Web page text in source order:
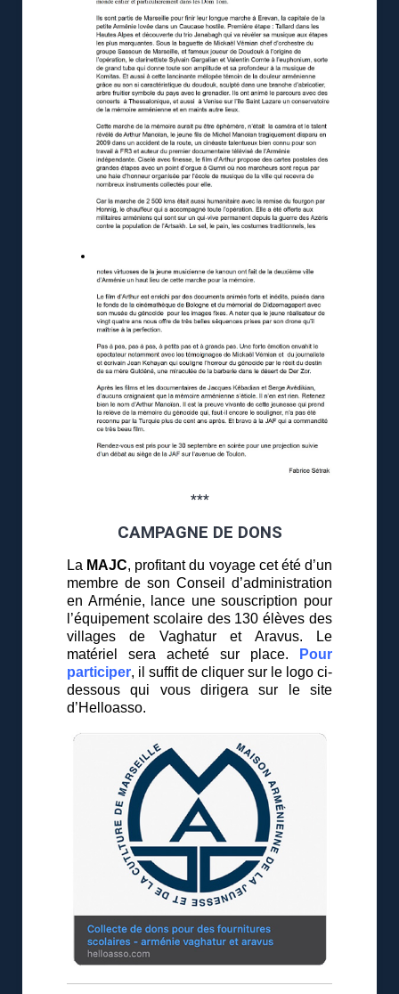
***
CAMPAGNE DE DONS
La MAJC, profitant du voyage cet été d’un
membre de son Conseil d’administration
en Arménie, lance une souscription pour
l’équipement scolaire des 130 élèves des
villages de Vaghatur et Aravus. Le
matériel sera acheté sur place.
Pour
participer, il suffit de cliquer sur le logo ci-
dessous qui vous dirigera sur le site
d’Helloasso.